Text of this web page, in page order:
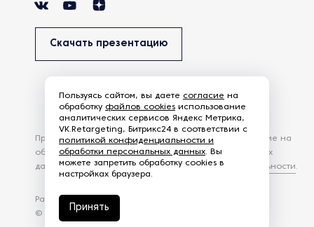
Скачать презентацию
Разработка сайта —
© 2026 – Eurasia Group. Все права защищены
Продолжая использовать наш сайт, вы даете согласие на
обработку файлов Cookies и других пользовательских
данных, в соответствии сПолитикой конфиденциальности.
Пользуясь сайтом, вы даете согласие на
обработку файлов cookies использование
аналитических сервисов Яндекс Метрика,
VK.Retargeting, Битрикс24 в соответствии с
политикой конфиденциальности и
обработки персональных данных. Вы
можете запретить обработку cookies в
настройках браузера.
Принять